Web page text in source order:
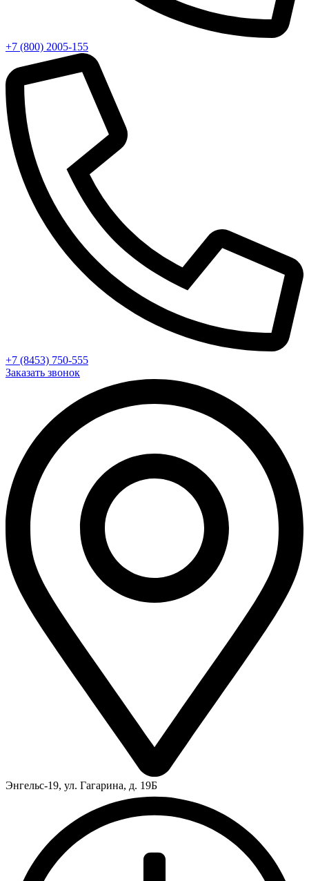
+7 (800) 2005-155
+7 (8453) 750-555
Заказать звонок
Энгельс-19, ул. Гагарина, д. 19Б